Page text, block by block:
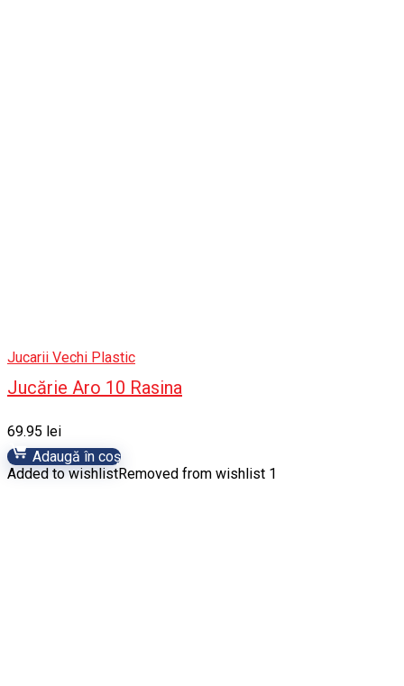
Jucarii Vechi Plastic
Jucărie Aro 10 Rasina
69.95 lei
Adaugă în coș
Added to wishlistRemoved from wishlist 1